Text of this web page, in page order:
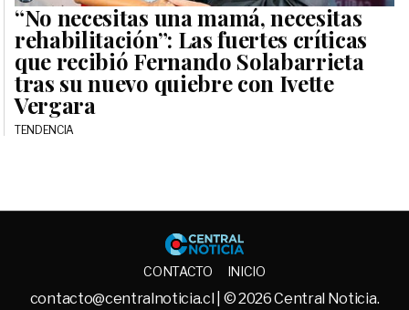
“No necesitas una mamá, necesitas
rehabilitación”: Las fuertes críticas
que recibió Fernando Solabarrieta
tras su nuevo quiebre con Ivette
Vergara
TENDENCIA
Central
CONTACTO INICIO
contacto@centralnoticia.cl | © 2026 Central Noticia.